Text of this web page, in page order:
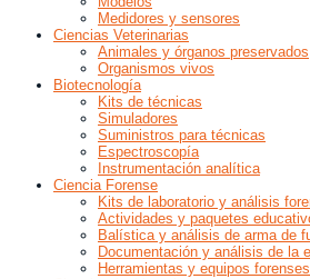
Medidores y sensores
Ciencias Veterinarias
Animales y órganos preservados
Organismos vivos
Biotecnología
Kits de técnicas
Simuladores
Suministros para técnicas
Espectroscopía
Instrumentación analítica
Ciencia Forense
Kits de laboratorio y análisis
Actividades y paquetes
Balística y análisis de arma de
Documentación y análisis de la
Herramientas y equipos